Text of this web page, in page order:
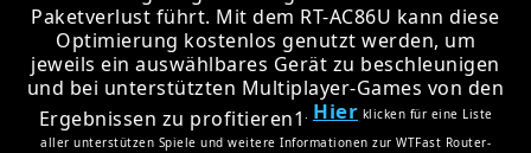
Paketverlust führt. Mit dem RT-AC86U kann diese
Optimierung kostenlos genutzt werden, um
jeweils ein auswählbares Gerät zu beschleunigen
und bei unterstützten Multiplayer-Games von den
Ergebnissen zu profitieren1 . Hier klicken für eine Liste
aller unterstützen Spiele und weitere Informationen zur WTFast Router-